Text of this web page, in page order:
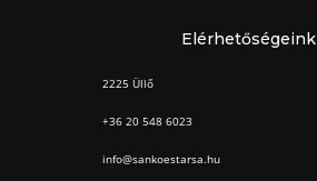
Elérhetőségeink
2225 Üllő
+36 20 548 6023
info@sankoestarsa.hu